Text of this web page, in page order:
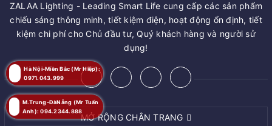
ZALAA Lighting - Leading Smart Life cung cấp các sản phẩm
chiếu sáng thông minh, tiết kiệm điện, hoạt động ổn định, tiết
kiệm chi phí cho Chủ đầu tư, Quý khách hàng và người sử
dụng!
MỞ RỘNG CHÂN TRANG
Hà Nội-Miền Bắc (Mr Hiệp):
0971.043.999
M.Trung-ĐàNẵng (Mr Tuấn
Anh): 094.2344.888